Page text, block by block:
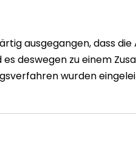
ausgegangen, dass
deswegen zu einem
wurden